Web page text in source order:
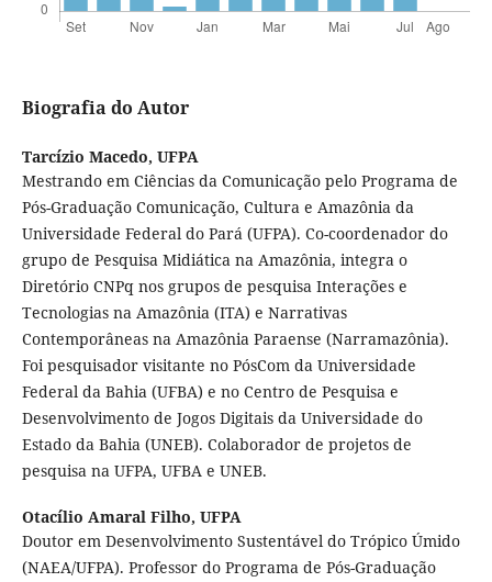
Biografia do Autor
Tarcízio Macedo, UFPA
Mestrando em Ciências da Comunicação pelo Programa de
Pós-Graduação Comunicação, Cultura e Amazônia da
Universidade Federal do Pará (UFPA). Co-coordenador do
grupo de Pesquisa Midiática na Amazônia, integra o
Diretório CNPq nos grupos de pesquisa Interações e
Tecnologias na Amazônia (ITA) e Narrativas
Contemporâneas na Amazônia Paraense (Narramazônia).
Foi pesquisador visitante no PósCom da Universidade
Federal da Bahia (UFBA) e no Centro de Pesquisa e
Desenvolvimento de Jogos Digitais da Universidade do
Estado da Bahia (UNEB). Colaborador de projetos de
pesquisa na UFPA, UFBA e UNEB.
Otacílio Amaral Filho, UFPA
Doutor em Desenvolvimento Sustentável do Trópico Úmido
(NAEA/UFPA). Professor do Programa de Pós-Graduação